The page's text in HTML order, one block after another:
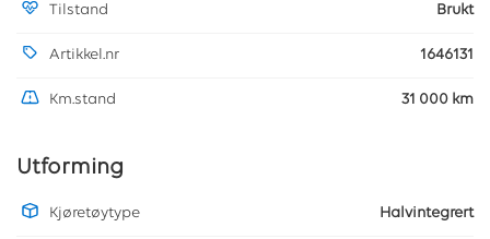
Tilstand Brukt
Artikkel.nr 1646131
Km.stand 31 000 km
Utforming
Kjøretøytype Halvintegrert